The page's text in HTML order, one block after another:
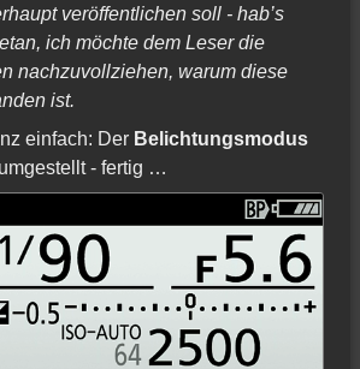
veröffentlichen soll - hab’s
ich möchte dem Leser die
nachzuvollziehen, warum diese
ist.
einfach: Der Belichtungsmodus
- fertig …